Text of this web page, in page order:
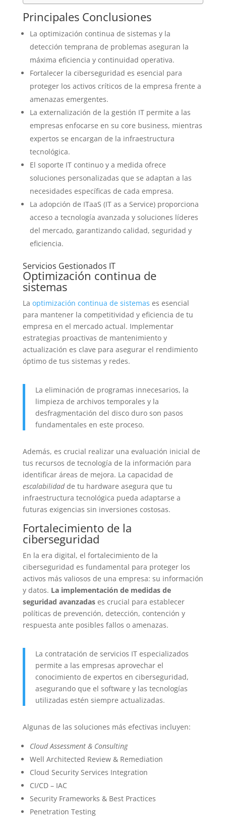
Principales Conclusiones
La optimización continua de sistemas y la
detección temprana de problemas aseguran la
máxima eficiencia y continuidad operativa.
Fortalecer la ciberseguridad es esencial para
proteger los activos críticos de la empresa frente a
amenazas emergentes.
La externalización de la gestión IT permite a las
empresas enfocarse en su core business, mientras
expertos se encargan de la infraestructura
tecnológica.
El soporte IT continuo y a medida ofrece
soluciones personalizadas que se adaptan a las
necesidades específicas de cada empresa.
La adopción de ITaaS (IT as a Service) proporciona
acceso a tecnología avanzada y soluciones líderes
del mercado, garantizando calidad, seguridad y
eficiencia.
Servicios Gestionados IT
Optimización continua de
sistemas
La optimización continua de sistemas es esencial
para mantener la competitividad y eficiencia de tu
empresa en el mercado actual. Implementar
estrategias proactivas de mantenimiento y
actualización es clave para asegurar el rendimiento
óptimo de tus sistemas y redes.
La eliminación de programas innecesarios, la
limpieza de archivos temporales y la
desfragmentación del disco duro son pasos
fundamentales en este proceso.
Además, es crucial realizar una evaluación inicial de
tus recursos de tecnología de la información para
identificar áreas de mejora. La capacidad de
escalabilidadde tu hardware asegura que tu
infraestructura tecnológica pueda adaptarse a
futuras exigencias sin inversiones costosas.
Fortalecimiento de la
ciberseguridad
En la era digital, el fortalecimiento de la
ciberseguridad es fundamental para proteger los
activos más valiosos de una empresa: su información
y datos. La implementación de medidas de
seguridad avanzadases crucial para establecer
políticas de prevención, detección, contención y
respuesta ante posibles fallos o amenazas.
La contratación de servicios IT especializados
permite a las empresas aprovechar el
conocimiento de expertos en ciberseguridad,
asegurando que el software y las tecnologías
utilizadas estén siempre actualizadas.
Algunas de las soluciones más efectivas incluyen:
Cloud Assessment & Consulting
Well Architected Review & Remediation
Cloud Security Services Integration
CI/CD – IAC
Security Frameworks & Best Practices
Penetration Testing